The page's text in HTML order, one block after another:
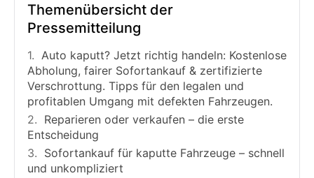
Themenübersicht der
Pressemitteilung
Auto kaputt? Jetzt richtig handeln: Kostenlose
Abholung, fairer Sofortankauf & zertifizierte
Verschrottung. Tipps für den legalen und
profitablen Umgang mit defekten Fahrzeugen.
Reparieren oder verkaufen – die erste
Entscheidung
Sofortankauf für kaputte Fahrzeuge – schnell
und unkompliziert